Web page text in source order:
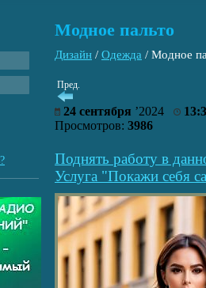
Модное пальто
Дизайн / Одежда / Модное
Пред.
24 сентября ’2024
Просмотров: 3986
Поднять работу в
Услуга "Покажи себя